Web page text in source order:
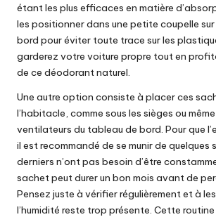
étant les plus efficaces en matière
les positionner dans une petite coupelle
bord pour éviter toute trace sur les
garderez votre voiture propre tout en
de ce déodorant naturel.
Une autre option consiste à placer ces
l’habitacle, comme sous les sièges ou
ventilateurs du tableau de bord. Pour que
il est recommandé de se munir de quelques
derniers n’ont pas besoin d’être
sachet peut durer un bon mois avant de
Pensez juste à vérifier régulièrement et à
l’humidité reste trop présente. Cette